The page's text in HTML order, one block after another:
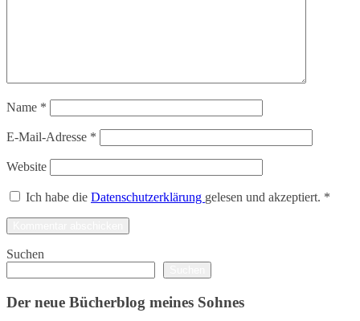
Name *
E-Mail-Adresse *
Website
Ich habe die Datenschutzerklärung gelesen und akzeptiert. *
Suchen
Der neue Bücherblog meines Sohnes